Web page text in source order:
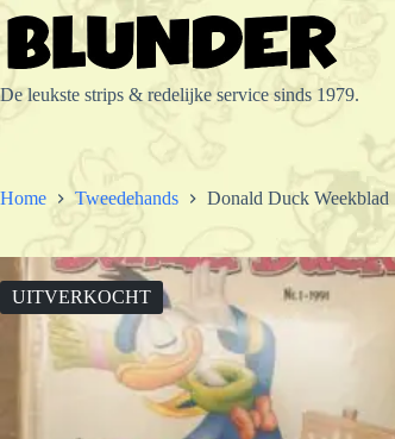
Ga
naar
inhoud
De leukste strips & redelijke service sinds 1979.
Home Tweedehands Donald Duck Weekblad
UITVERKOCHT